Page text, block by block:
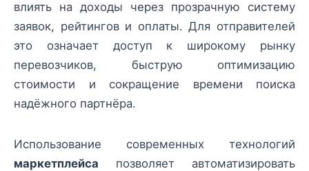
влиять на доходы через прозрачную систему
заявок, рейтингов и оплаты. Для отправителей
это означает доступ к широкому рынку
перевозчиков, быструю оптимизацию
стоимости и сокращение времени поиска
надёжного партнёра.
Использование современных технологий
маркетплейса позволяет автоматизировать